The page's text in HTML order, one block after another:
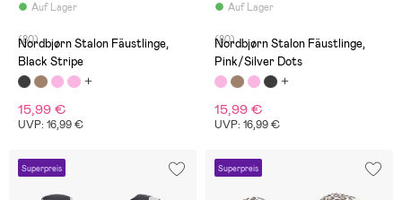
Auf Lager
(80)
Nordbjørn Stalon Fäustlinge,
Black Stripe
15,99 €
UVP: 16,99 €
Auf Lager
(80)
Nordbjørn Stalon Fäustlinge,
Pink/Silver Dots
15,99 €
UVP: 16,99 €
Superpreis Superpreis